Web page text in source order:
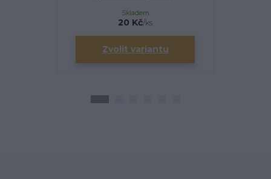
20 Kč/ks
Skladem
Zvolit variantu